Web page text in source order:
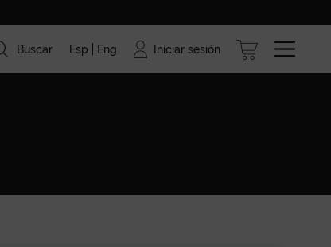
Marcas Blog
Buscar Esp Eng Iniciar sesión